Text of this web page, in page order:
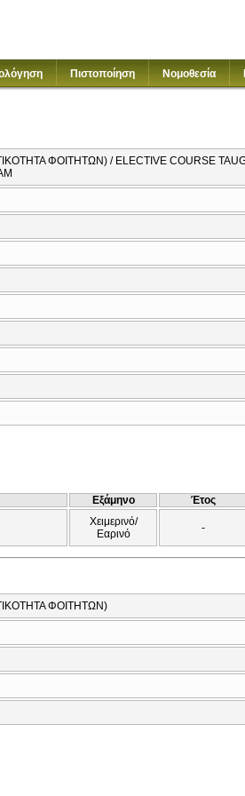
Πιστοποίηση Νομοθεσία
ΦΟΙΤΗΤΩΝ) / ELECTIVE COURSE
Εξάμηνο Έτος
Χειμερινό/
Εαρινό
-
ΦΟΙΤΗΤΩΝ)